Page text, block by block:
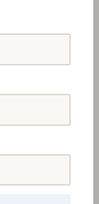
SET mit